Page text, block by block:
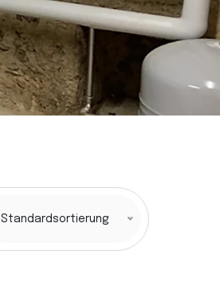
Standardsortierung